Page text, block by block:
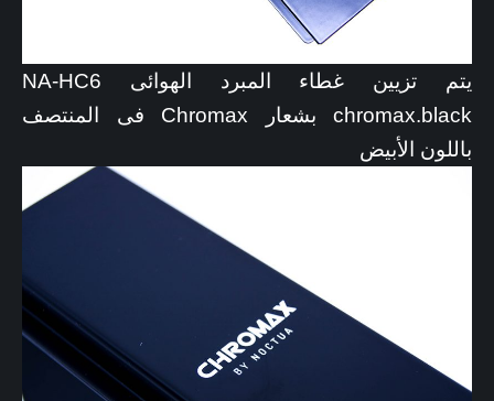
يتم تزيين غطاء المبرد الهوائى NA-HC6
chromax.black بشعار Chromax فى المنتصف
باللون الأبيض